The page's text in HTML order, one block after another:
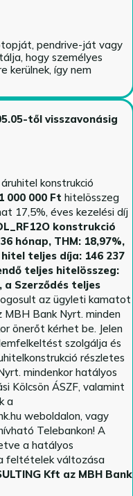
pendrive-ját vagy
hogy személyes
kerülnek, így nem
től visszavonásig
konstrukció
000 000 Ft hitelösszeg
17,5%, éves kezelési díj
konstrukció
hónap, THM: 18,97%,
teljes díja: 146 237
teljes hitelösszeg:
Szerződés teljes
az ügyleti kamatot
Bank Nyrt. minden
önerőt kérhet be. Jelen
szolgálja és
részletes
mindenkor hatályos
Kölcsön ÁSZF, valamint
a
weboldalon, vagy
Telebankon! A
a hatályos
feltételek változása
Kft az MBH Bank